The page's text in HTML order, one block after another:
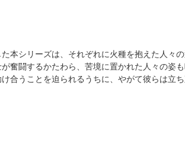
本シリーズは、それぞれに火種を抱えた人々
奮闘するかたわら、苦境に置かれた人々の姿
合うことを迫られるうちに、やがて彼らは立